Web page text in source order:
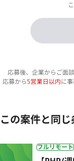
応募後、企業からご面
応募から5営業日以内に
この案件と同
フルリモート